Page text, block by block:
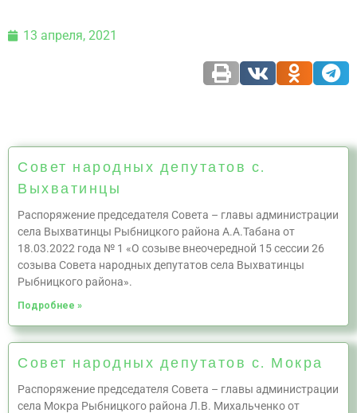
13 апреля, 2021
Совет народных депутатов с.
Выхватинцы
Распоряжение председателя Совета – главы администрации
села Выхватинцы Рыбницкого района А.А.Табана от
18.03.2022 года № 1 «О созыве внеочередной 15 сессии 26
созыва Совета народных депутатов села Выхватинцы
Рыбницкого района».
Подробнее »
Совет народных депутатов с. Мокра
Распоряжение председателя Совета – главы администрации
села Мокра Рыбницкого района Л.В. Михальченко от